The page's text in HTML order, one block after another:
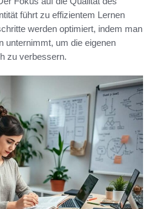
führt zu effizientem Lernen
werden optimiert, indem man
unternimmt, um die eigenen
zu verbessern.